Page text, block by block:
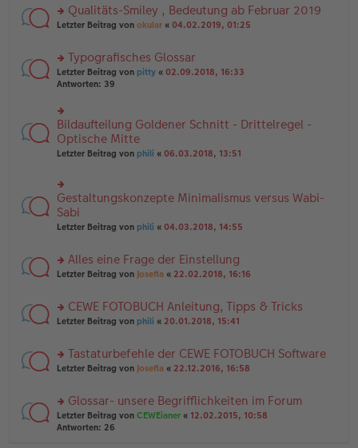
g
n
er
tr
a
g
g
el
es
n
er
B
a
g
rs
u
n
g
es
e
n
er
B
tr
a
g
Qualitäts-Smiley , Bedeutung ab Februar 2019
Letzter Beitrag von okular « 04.02.2019, 01:25
rs
te
u
n
g
el
es
n
er
B
ei
tr
Typografisches Glossar
Letzter Beitrag von pitty « 02.09.2018, 16:33
Antworten: 39
rs
te
r
u
g
el
es
e
n
B
ei
tr
g
Bildaufteilung Goldener Schnitt - Drittelregel -
Optische Mitte
Letzter Beitrag von phili « 06.03.2018, 13:51
rs
te
r
u
g
el
es
n
er
tr
a
Gestaltungskonzepte Minimalismus versus Wabi-
Sabi
Letzter Beitrag von phili « 04.03.2018, 14:55
rs
u
n
es
e
B
ei
tr
Alles eine Frage der Einstellung
Letzter Beitrag von Josefia « 22.02.2018, 16:16
rs
u
n
es
e
n
CEWE FOTOBUCH Anleitung, Tipps & Tricks
Letzter Beitrag von phili « 20.01.2018, 15:41
rs
u
n
g
Tastaturbefehle der CEWE FOTOBUCH Software
Letzter Beitrag von Josefia « 22.12.2016, 16:58
rs
te
Glossar- unsere Begrifflichkeiten im Forum
Letzter Beitrag von CEWEianer « 12.02.2015, 10:58
Antworten: 26